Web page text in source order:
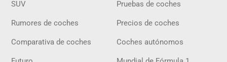
SUV Pruebas de coches
Rumores de coches Precios de coches
Comparativa de coches Coches autónomos